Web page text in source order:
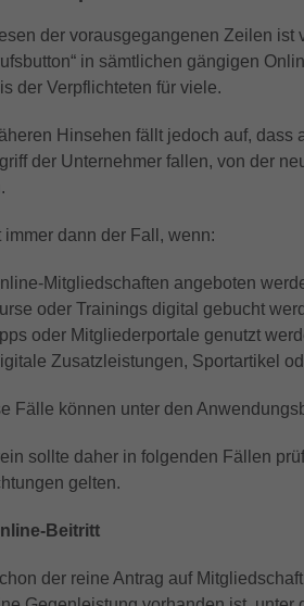
der vorausgegangenen Zeilen ist
in sämtlichen gängigen
der Verpflichteten für viele.
Hinsehen fällt jedoch auf,
der Unternehmer fallen, von der
immer dann der Fall, wenn:
Mitgliedschaften angeboten
oder Trainings digital gebucht
oder Mitgliederportale genutzt
Zusatzleistungen, Sportartikel
Fälle können unter den
sollte daher in folgenden Fällen
gelten.
Beitritt
der reine Antrag auf
Laufzeit 1 Jahr
Zweck
Enthält die
Zweck
Cookies speichern
weisen eine
eindeutige
Name _gid
Dieses Cookie wird
installiert. Das
Informationen
Besucher eine
der Website geht.
aus der sie
Laufzeit 6 Monate
Zweck
Das NID-Cookie
andere
Ihre bevorzugte
viele
Wir verwenden auf unserer Website
zusätzliche Informationen anzubieten.